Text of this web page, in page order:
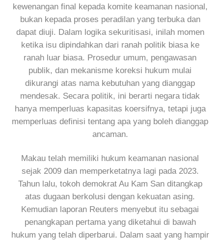
kewenangan final kepada komite keamanan nasional,
bukan kepada proses peradilan yang terbuka dan
dapat diuji. Dalam logika sekuritisasi, inilah momen
ketika isu dipindahkan dari ranah politik biasa ke
ranah luar biasa. Prosedur umum, pengawasan
publik, dan mekanisme koreksi hukum mulai
dikurangi atas nama kebutuhan yang dianggap
mendesak. Secara politik, ini berarti negara tidak
hanya memperluas kapasitas koersifnya, tetapi juga
memperluas definisi tentang apa yang boleh dianggap
ancaman.
Makau telah memiliki hukum keamanan nasional
sejak 2009 dan memperketatnya lagi pada 2023.
Tahun lalu, tokoh demokrat Au Kam San ditangkap
atas dugaan berkolusi dengan kekuatan asing.
Kemudian laporan Reuters menyebut itu sebagai
penangkapan pertama yang diketahui di bawah
hukum yang telah diperbarui. Dalam saat yang hampir